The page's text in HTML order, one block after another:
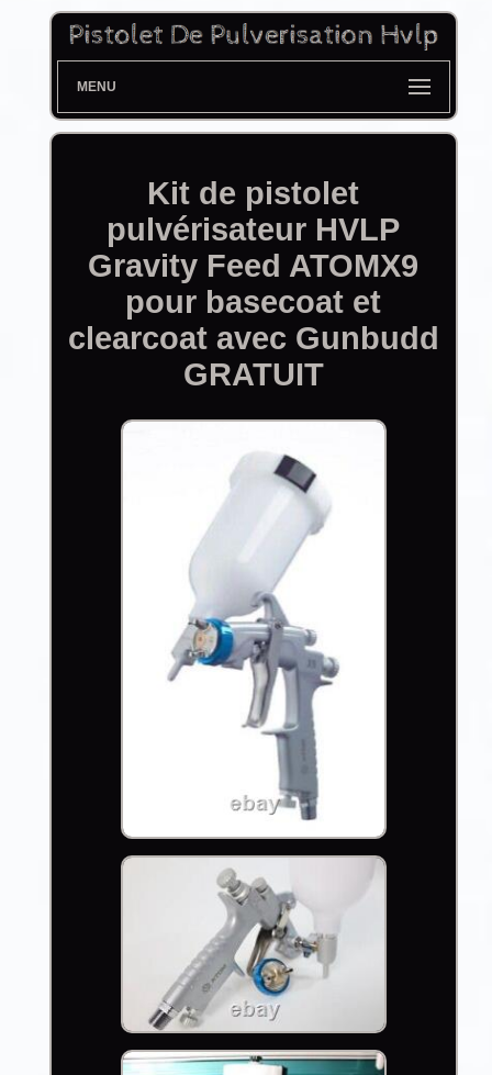
MENU
Kit de pistolet
pulvérisateur HVLP
Gravity Feed ATOMX9
pour basecoat et
clearcoat avec Gunbudd
GRATUIT